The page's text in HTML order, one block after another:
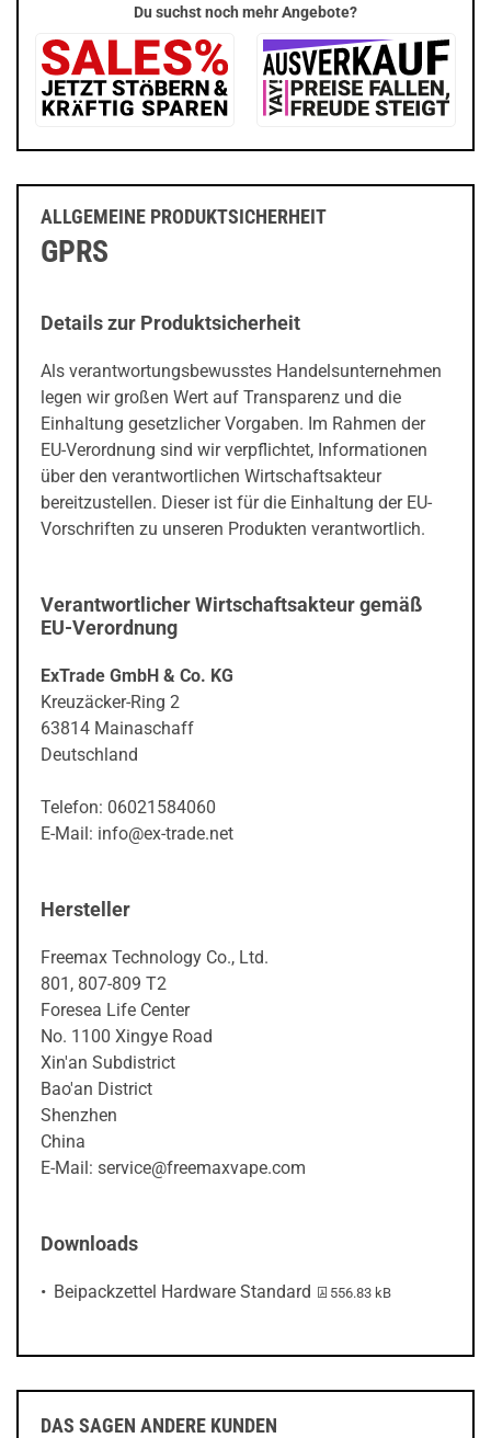
Du suchst noch mehr Angebote?
ALLGEMEINE PRODUKTSICHERHEIT
GPRS
Details zur Produktsicherheit
Als verantwortungsbewusstes Handelsunternehmen
legen wir großen Wert auf Transparenz und die
Einhaltung gesetzlicher Vorgaben. Im Rahmen der
EU-Verordnung sind wir verpflichtet, Informationen
über den verantwortlichen Wirtschaftsakteur
bereitzustellen. Dieser ist für die Einhaltung der EU-
Vorschriften zu unseren Produkten verantwortlich.
Verantwortlicher Wirtschaftsakteur gemäß
EU-Verordnung
ExTrade GmbH & Co. KG
Kreuzäcker-Ring 2
63814 Mainaschaff
Deutschland
Telefon: 06021584060
E-Mail: info@ex-trade.net
Hersteller
Freemax Technology Co., Ltd.
801, 807-809 T2
Foresea Life Center
No. 1100 Xingye Road
Xin'an Subdistrict
Bao'an District
Shenzhen
China
E-Mail: service@freemaxvape.com
Downloads
Beipackzettel Hardware Standard PDF-Datei:
556.83 kB
DAS SAGEN ANDERE KUNDEN